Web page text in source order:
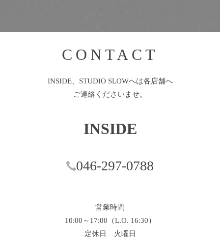
CONTACT
INSIDE、STUDIO SLOWへは各店舗へ
ご連絡くださいませ。
INSIDE
046-297-0788
営業時間
10:00～17:00（L.O. 16:30）
定休日 火曜日